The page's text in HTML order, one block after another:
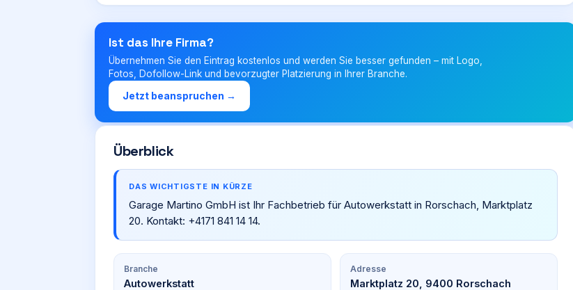
Ist das Ihre Firma?
Übernehmen Sie den Eintrag kostenlos und werden Sie besser gefunden – mit Logo,
Fotos, Dofollow-Link und bevorzugter Platzierung in Ihrer Branche.
Jetzt beanspruchen →
Überblick
DAS WICHTIGSTE IN KÜRZE
Garage Martino GmbH ist Ihr Fachbetrieb für Autowerkstatt in Rorschach, Marktplatz
20. Kontakt: +4171 841 14 14.
Branche
Autowerkstatt
Adresse
Marktplatz 20, 9400 Rorschach